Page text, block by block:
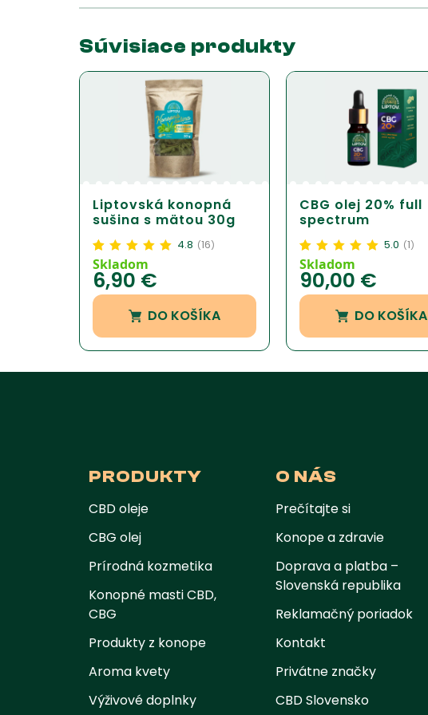
Súvisiace produkty
Liptovská konopná
sušina s mätou 30g
Hodnotenie4.84
5 na základe
16
zákazníckej
4.8 (16)
Skladom
6,90 €
DO KOŠÍKA
CBG olej 20% full
spectrum
Hodnotenie5.00
5 na základe
1
zákazníckej
recenzie
5.0 (1)
Skladom
90,00 €
DO KOŠÍKA
PRODUKTY
CBD oleje
CBG olej
Prírodná kozmetika
Konopné masti CBD,
CBG
Produkty z konope
Aroma kvety
Výživové doplnky
O NÁS
Prečítajte si
Konope a zdravie
Doprava a platba –
Slovenská republika
Reklamačný poriadok
Kontakt
Privátne značky
CBD Slovensko